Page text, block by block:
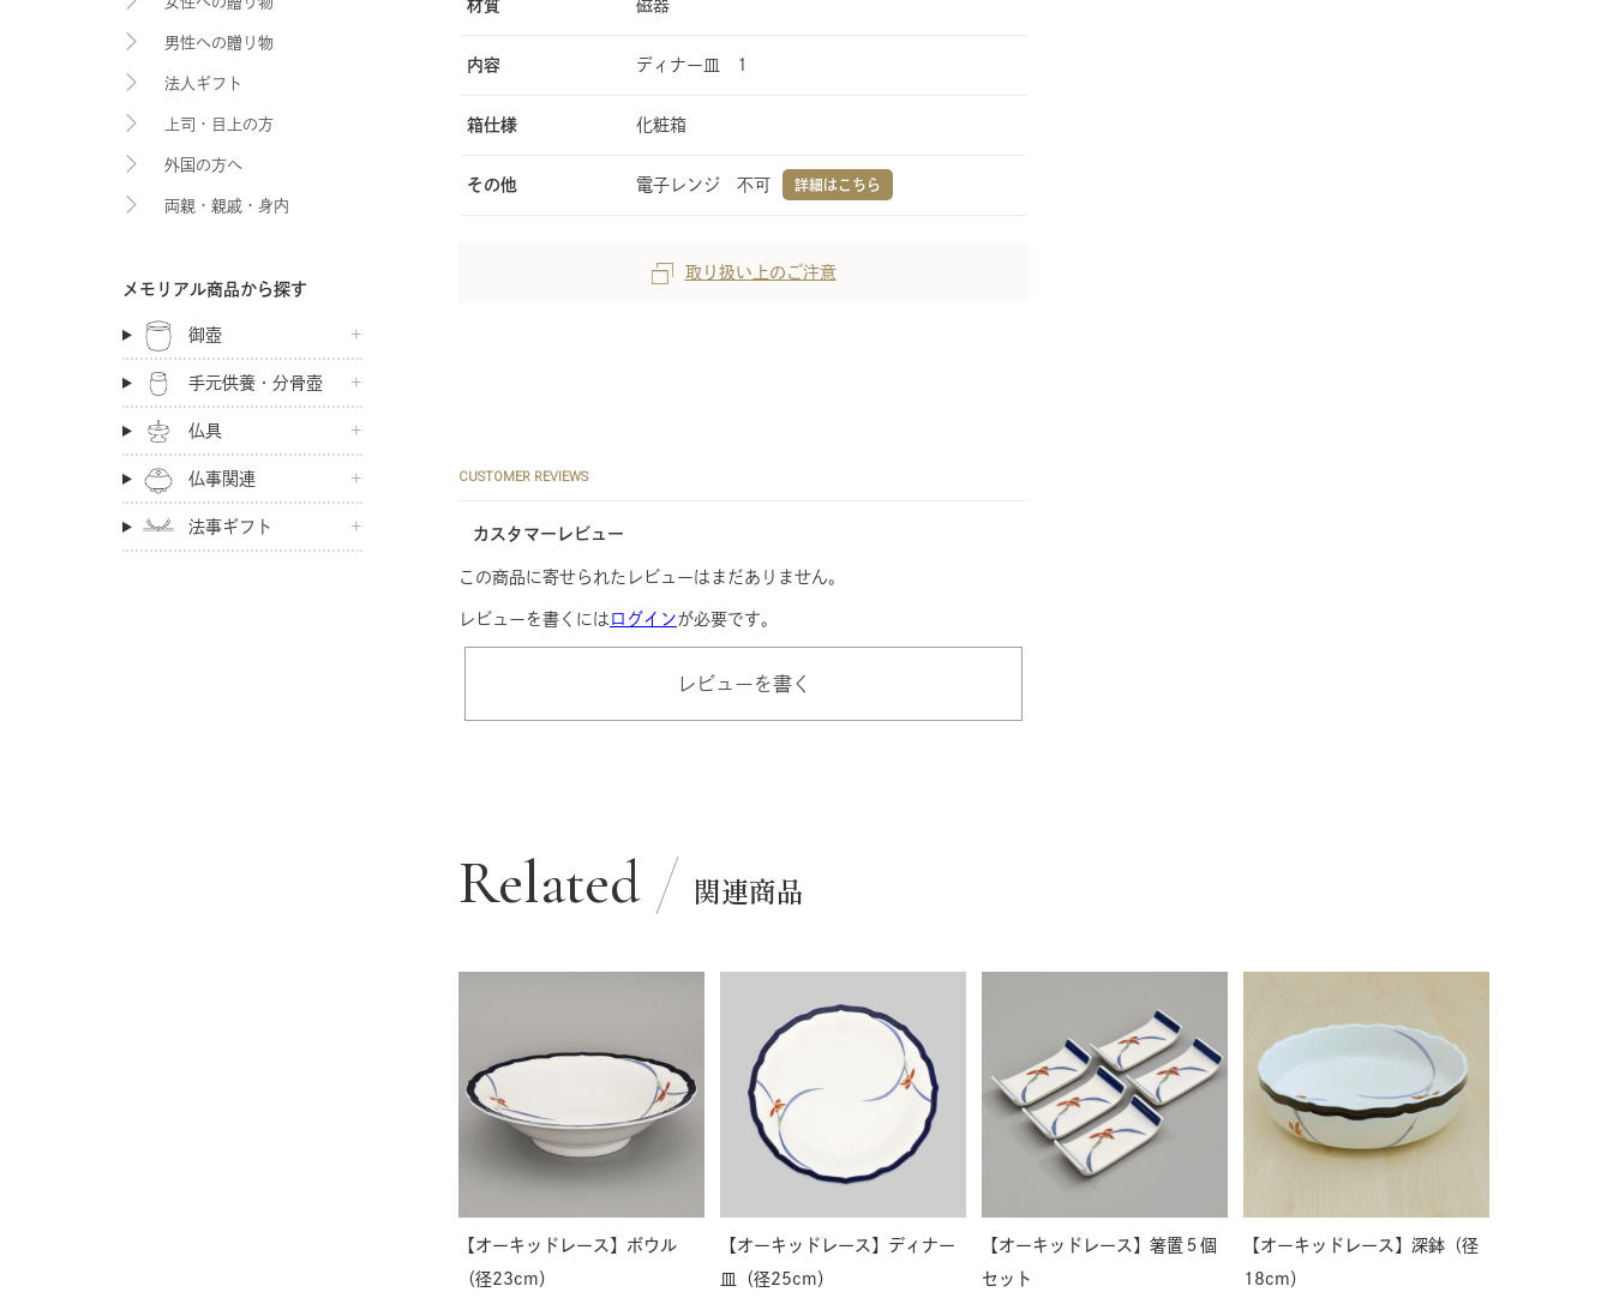
材質 磁器
内容 ディナー皿 1
箱仕様 化粧箱
その他 電子レンジ 不可 詳細はこちら
取り扱い上のご注意
CUSTOMER REVIEWS
カスタマーレビュー
この商品に寄せられたレビューはまだありません。
レビューを書くには ログインが必要です。
レビューを書く
Related 関連商品
【オーキッドレース】ボウル
（径23cm）
【オーキッドレース】ディナー
皿（径25cm）
【オーキッドレース】箸置５個
セット
【オーキッドレース】深鉢（径
18cm）
男性への贈り物
法人ギフト
上司・目上の方
外国の方へ
両親・親戚・身内
メモリアル商品から探す
御壺
手元供養・分骨壺
仏具
仏事関連
法事ギフト